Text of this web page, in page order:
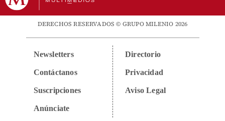
DERECHOS RESERVADOS © GRUPO MILENIO 2026
Newsletters
Contáctanos
Suscripciones
Anúnciate
Directorio
Privacidad
Aviso Legal